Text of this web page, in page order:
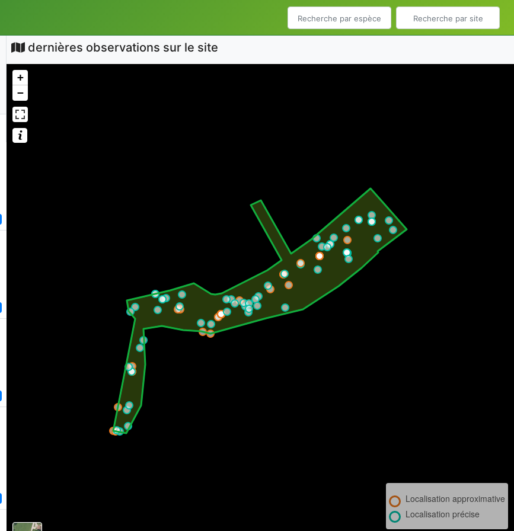
dernières observations sur le site
+
−
Localisation approximative
Localisation précise